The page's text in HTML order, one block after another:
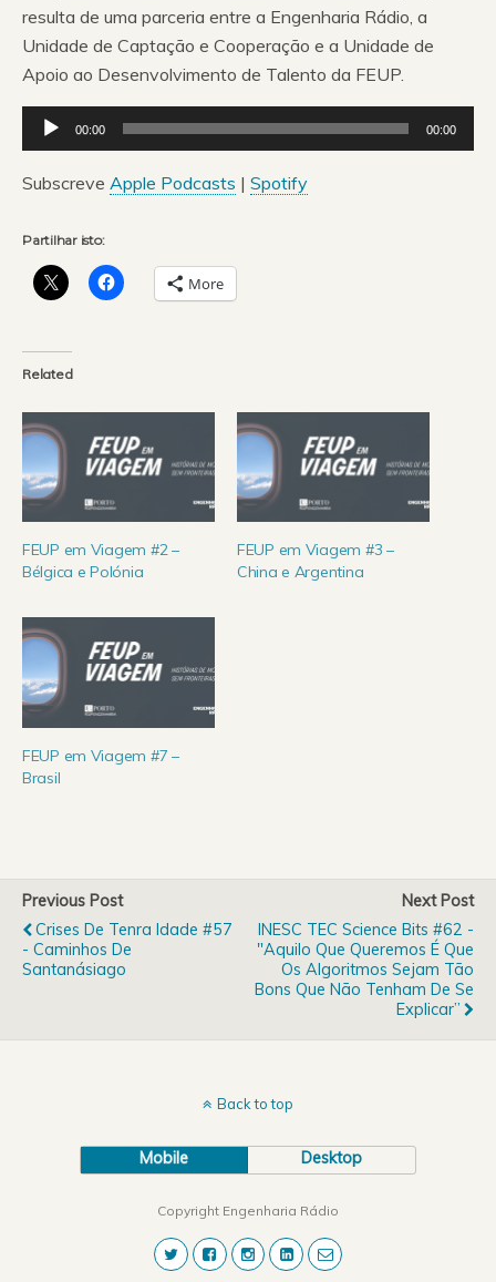
resulta de uma parceria entre a Engenharia Rádio, a
Unidade de Captação e Cooperação e a Unidade de
Apoio ao Desenvolvimento de Talento da FEUP.
Reprodutor
de
áudio
00:00 00:00
Subscreve Apple Podcasts | Spotify
Partilhar isto:
More
Related
FEUP em Viagem #2 –
Bélgica e Polónia
FEUP em Viagem #3 –
China e Argentina
FEUP em Viagem #7 –
Brasil
Previous Post
Crises De Tenra Idade #57
- Caminhos De
Santanásiago
Next Post
INESC TEC Science Bits #62 -
"Aquilo Que Queremos É Que
Os Algoritmos Sejam Tão
Bons Que Não Tenham De Se
Explicar”
Back to top
Mobile Desktop
Copyright Engenharia Rádio